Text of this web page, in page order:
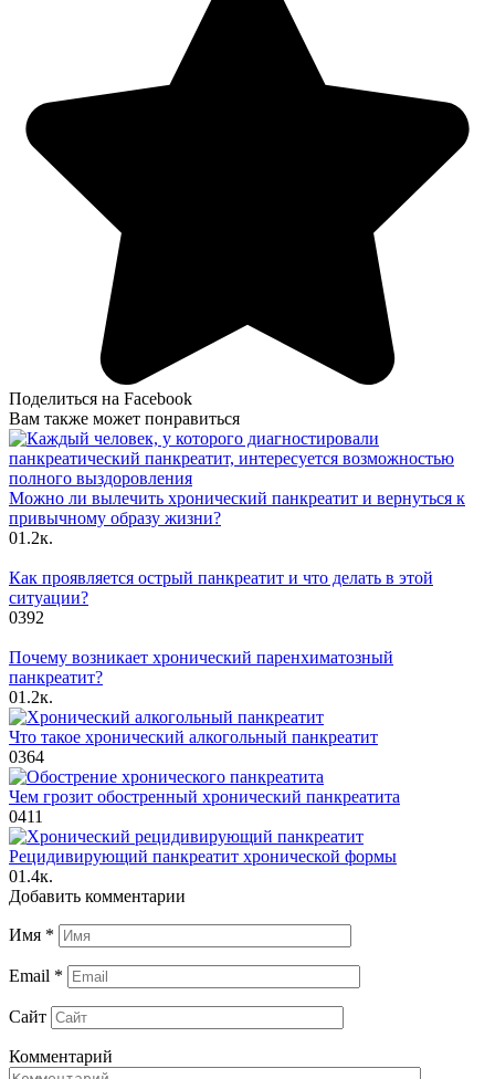
Поделиться на Facebook
Вам также может понравиться
Можно ли вылечить хронический панкреатит и вернуться к
привычному образу жизни?
01.2к.
Как проявляется острый панкреатит и что делать в этой
ситуации?
0392
Почему возникает хронический паренхиматозный
панкреатит?
01.2к.
Что такое хронический алкогольный панкреатит
0364
Чем грозит обостренный хронический панкреатита
0411
Рецидивирующий панкреатит хронической формы
01.4к.
Добавить комментарии
Имя *
Email *
Сайт
Комментарий